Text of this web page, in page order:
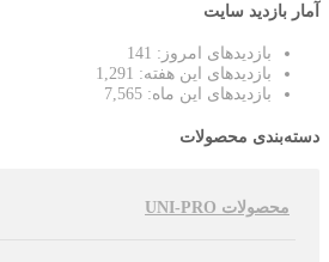
آمار بازدید سایت
بازدیدهای امروز: 141
بازدیدهای این هفته: 1,291
بازدیدهای این ماه: 7,565
دسته‌بندی محصولات
محصولات UNI-PRO